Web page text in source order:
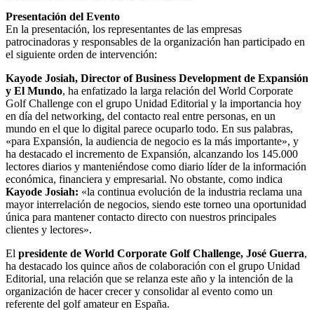
Presentación del Evento
En la presentación, los representantes de las empresas
patrocinadoras y responsables de la organización han participado en
el siguiente orden de intervención:
Kayode Josiah, Director of Business Development de Expansión
y El Mundo, ha enfatizado la larga relación del World Corporate
Golf Challenge con el grupo Unidad Editorial y la importancia hoy
en día del networking, del contacto real entre personas, en un
mundo en el que lo digital parece ocuparlo todo. En sus palabras,
«para Expansión, la audiencia de negocio es la más importante», y
ha destacado el incremento de Expansión, alcanzando los 145.000
lectores diarios y manteniéndose como diario líder de la información
económica, financiera y empresarial. No obstante, como indica
Kayode Josiah: «la continua evolución de la industria reclama una
mayor interrelación de negocios, siendo este torneo una oportunidad
única para mantener contacto directo con nuestros principales
clientes y lectores».
El presidente de World Corporate Golf Challenge, José Guerra,
ha destacado los quince años de colaboración con el grupo Unidad
Editorial, una relación que se relanza este año y la intención de la
organización de hacer crecer y consolidar al evento como un
referente del golf amateur en España.